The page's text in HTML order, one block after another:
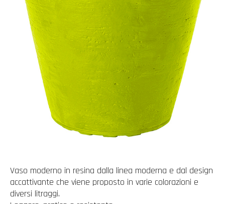
Vaso moderno in resina dalla linea moderna e dal design
accattivante che viene proposto in varie colorazioni e
diversi litraggi.